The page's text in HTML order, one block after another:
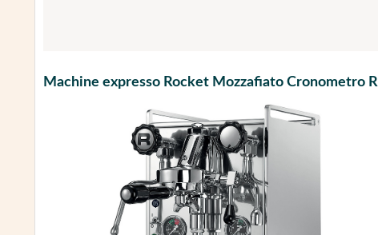
Machine expresso Rocket Mozzafiato Cronometro R